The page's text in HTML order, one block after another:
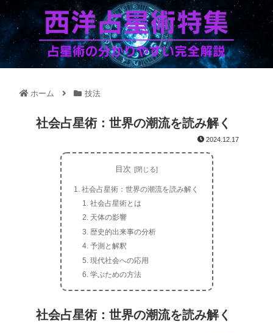
ホーム 技法
社会占星術：世界の潮流を読み解く
2024.12.17
目次
社会占星術：世界の潮流を読み解く
社会占星術とは
天体の影響
歴史的出来事の分析
予測と解釈
現代社会への応用
学ぶための方法
社会占星術：世界の潮流を読み解く